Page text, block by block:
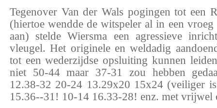
Tegenover Van der Wals pogingen tot een
(hiertoe wendde de witspeler al in een
aan) stelde Wiersma een agressieve
vleugel. Het originele en weldadig
tot een wederzijdse opsluiting kunnen
niet 50-44 maar 37-31 zou hebben
12.38-32 20-24 13.29x20 15x24 (veiliger
15.36--31! 10-14 16.33-28! enz. met vrijwel